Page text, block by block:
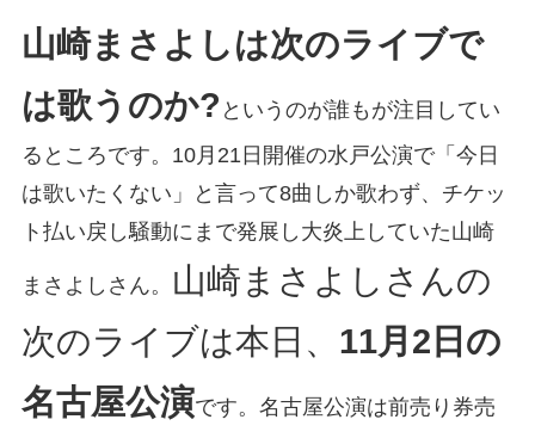
山崎まさよしは次のライブで
は歌うのか? というのが誰もが注目してい
るところです。10月21日開催の水戸公演で「今日
は歌いたくない」と言って8曲しか歌わず、チケッ
ト払い戻し騒動にまで発展し大炎上していた山崎
まさよしさん。
山崎まさよしさんの
次のライブは本日、 11月2日の
名古屋公演です。名古屋公演は前売り券売